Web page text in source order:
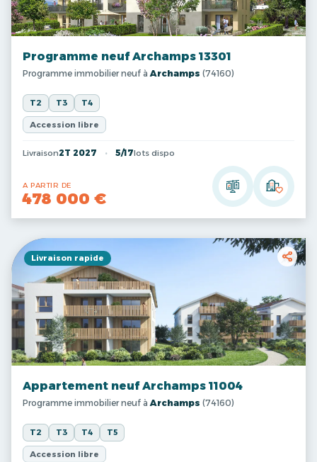
Programme neuf Archamps 13301
Programme immobilier neuf àArchamps (74160)
T2 T3 T4
Accession libre
Livraison2T 2027 5/17lots dispo
A PARTIR DE
478 000 €
Livraison rapide
Appartement neuf Archamps 11004
Programme immobilier neuf àArchamps (74160)
T2 T3 T4 T5
Accession libre